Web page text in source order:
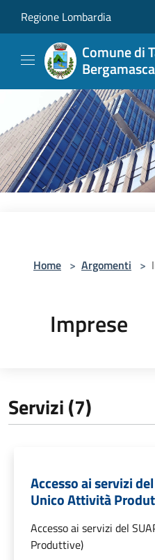
Regione Lombardia
Comune di
Bergamasca
Home > Argomenti >
Imprese
Servizi (7)
Accesso ai servizi
Unico Attività
Accesso ai servizi del
Produttive)